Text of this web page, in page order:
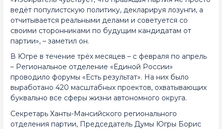
ведёт популистскую политику, декларируя лозунги, а
отчитывается реальными делами и советуется со
своими сторонниками по будущим кандидатам от
партии», – заметил он.
В Югре в течение трёх месяцев – с февраля по апрель
– Региональное отделение «Единой России»
проводило форумы «Есть результат». На них было
выработано 420 масштабных проектов, охватывающих
буквально все сферы жизни автономного округа.
Секретарь Ханты-Мансийского регионального
отделения партии, Председатель Думы Югры Борис